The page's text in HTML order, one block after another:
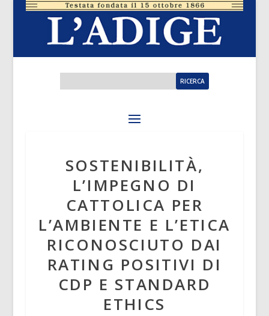
SOSTENIBILITÀ,
L’IMPEGNO DI
CATTOLICA PER
L’AMBIENTE E L’ETICA
RICONOSCIUTO DAI
RATING POSITIVI DI
CDP E STANDARD
ETHICS